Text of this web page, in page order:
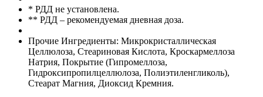
* РДД не установлена.
** РДД – рекомендуемая дневная доза.
Прочие Ингредиенты: Микрокристаллическая
Целлюлоза, Стеариновая Кислота, Кроскармеллоза
Натрия, Покрытие (Гипромеллоза,
Гидроксипропилцеллюлоза, Полиэтиленгликоль),
Стеарат Магния, Диоксид Кремния.